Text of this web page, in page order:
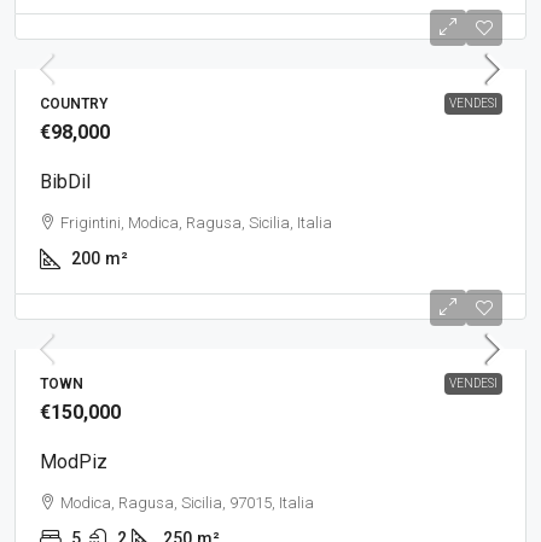
VENDESI
COUNTRY
€98,000
BibDil
Frigintini, Modica, Ragusa, Sicilia, Italia
200 m²
VENDESI
TOWN
€150,000
ModPiz
Modica, Ragusa, Sicilia, 97015, Italia